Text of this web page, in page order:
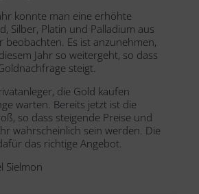
konnte man eine erhöhte
Silber, Platin und Palladium aus
beobachten. Es ist anzunehmen,
Jahr so weitergeht, so dass
steigt.
die Gold kaufen
warten. Bereits jetzt ist die
so dass steigende Preise und
wahrscheinlich sein werden. Die
das richtige Angebot.
Sielmon